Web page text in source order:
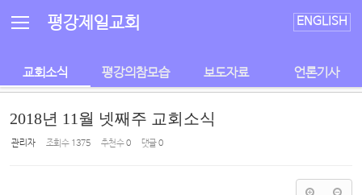
평강제일교회 ENGLISH
교회소식 평강의참모습 보도자료 언론기사
2018년 11월 넷째주 교회소식
관리자 조회 수 1375 추천 수0 댓글0